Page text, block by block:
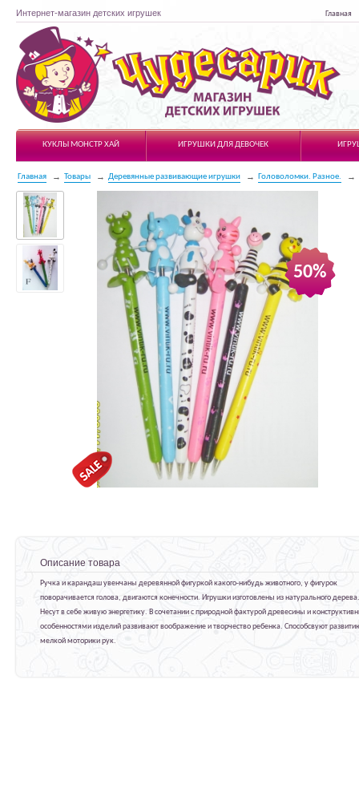
Интернет-магазин детских игрушек Главная
Чудесарик
КУКЛЫ МОНСТР ХАЙ
ИГРУШКИ ДЛЯ ДЕВОЧЕК
Главная Товары Деревянные развивающие игрушки Головоломки. Разное.
50%
Описание товара
Ручка и карандаш увенчаны деревянной фигуркой какого-нибудь животного, у фигурок
поворачивается голова, двигаются конечности. Игрушки изготовлены из натурального дерева.
Несут в себе живую энергетику. В сочетании с природной фактурой древесины и
особенностями изделий развивают воображение и творчество ребенка. Способсвуют
мелкой моторики рук.